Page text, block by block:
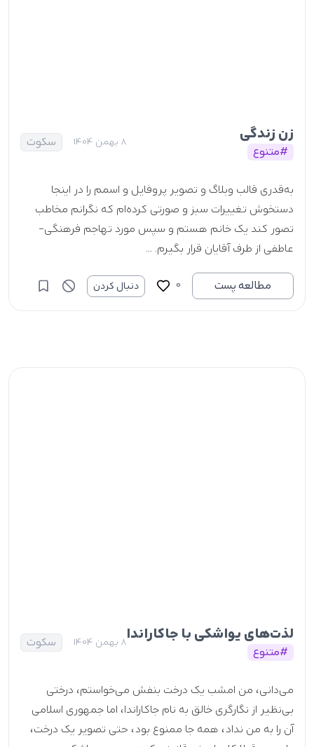
زن زندگی
#متنوع
8 بهمن 1404 سکوت
به‌قدری قالب وبلاگ و تصویر پروفایل و اسمم را در اینجا
دستخوش تغییرات سبز و صورتی کرده‌ام که نگرانم مخاطب
تصور کند یک خانم هستم و سپس مورد تهاجم فرهنگی-
عاطفی از طرف آقایان قرار بگیرم. ...
مطالعه پست
0 دنبال کردن
لذت‌های یواشکی با جاکاراندا
#متنوع
8 بهمن 1404 سکوت
می‌دانی، من امشب یک درخت بنفش می‌خواستم، درختی
بی‌نظیر از نگارگری خالق به نام جاکاراندا، اما جمهوری اسلامی
آن را به من نداد، همه جا ممنوع بود، حتی تصویر یک درخت،